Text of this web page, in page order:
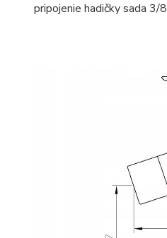
pripojenie hadičky sada 3/8